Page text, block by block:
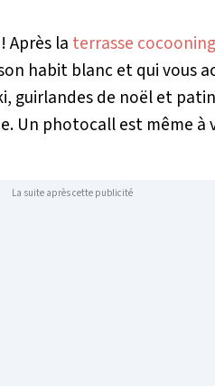
Après la terrasse
habit blanc et qui vous
guirlandes de noël et
Un photocall est même
La suite après cette publicité